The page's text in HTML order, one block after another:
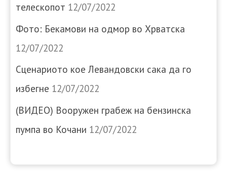
телескопот 12/07/2022
Фото: Бекамови на одмор во Хрватска
12/07/2022
Сценариото кое Левандовски сака да го
избегне 12/07/2022
(ВИДЕО) Вооружен грабеж на бензинска
пумпа во Кочани 12/07/2022